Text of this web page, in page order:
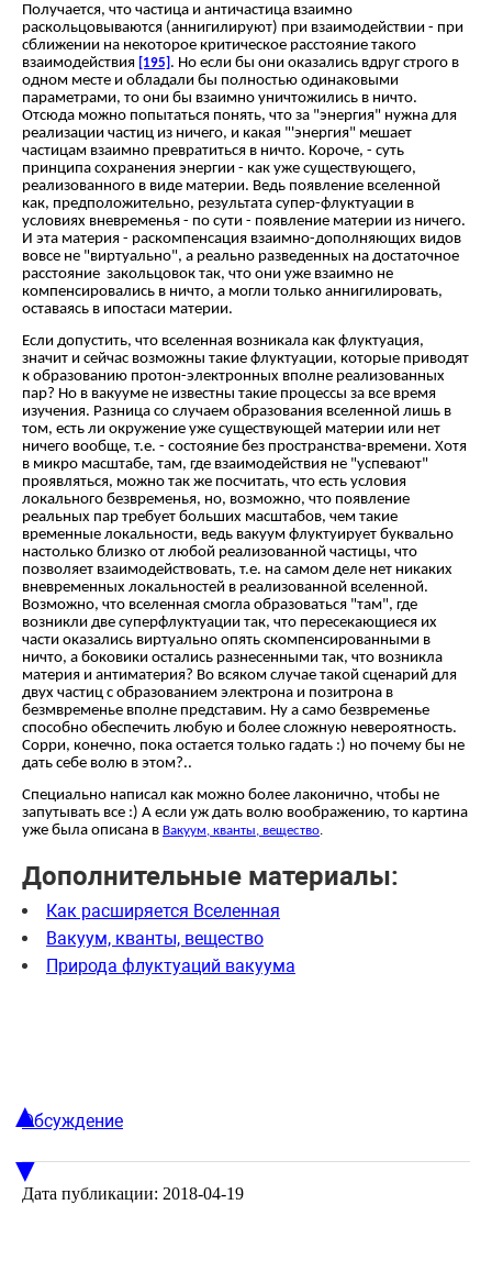
Получается, что частица и античастица взаимно
раскольцовываются (аннигилируют) при взаимодействии - при
сближении на некоторое критическое расстояние такого
взаимодействия [195] . Но если бы они оказались вдруг строго в
одном месте и обладали бы полностью одинаковыми
параметрами, то они бы взаимно уничтожились в ничто.
Отсюда можно попытаться понять, что за "энергия" нужна для
реализации частиц из ничего, и какая "'энергия" мешает
частицам взаимно превратиться в ничто. Короче, - суть
принципа сохранения энергии - как уже существующего,
реализованного в виде материи. Ведь появление вселенной
как, предположительно, результата супер-флуктуации в
условиях вневременья - по сути - появление материи из ничего.
И эта материя - раскомпенсация взаимно-дополняющих видов
вовсе не "виртуально", а реально разведенных на достаточное
расстояние закольцовок так, что они уже взаимно не
компенсировались в ничто, а могли только аннигилировать,
оставаясь в ипостаси материи.
Если допустить, что вселенная возникала как флуктуация,
значит и сейчас возможны такие флуктуации, которые приводят
к образованию протон-электронных вполне реализованных
пар? Но в вакууме не известны такие процессы за все время
изучения. Разница со случаем образования вселенной лишь в
том, есть ли окружение уже существующей материи или нет
ничего вообще, т.е. - состояние без пространства-времени. Хотя
в микро масштабе, там, где взаимодействия не "успевают"
проявляться, можно так же посчитать, что есть условия
локального безвременья, но, возможно, что появление
реальных пар требует больших масштабов, чем такие
временные локальности, ведь вакуум флуктуирует буквально
настолько близко от любой реализованной частицы, что
позволяет взаимодействовать, т.е. на самом деле нет никаких
вневременных локальностей в реализованной вселенной.
Возможно, что вселенная смогла образоваться "там", где
возникли две суперфлуктуации так, что пересекающиеся их
части оказались виртуально опять скомпенсированными в
ничто, а боковики остались разнесенными так, что возникла
материя и антиматерия? Во всяком случае такой сценарий для
двух частиц с образованием электрона и позитрона в
безмвременье вполне представим. Ну а само безвременье
способно обеспечить любую и более сложную невероятность.
Сорри, конечно, пока остается только гадать :) но почему бы не
дать себе волю в этом?..
Специально написал как можно более лаконично, чтобы не
запутывать все :) А если уж дать волю воображению, то картина
уже была описана в Вакуум, кванты, вещество.
Дополнительные материалы:
Как расширяется Вселенная
Вакуум, кванты, вещество
Природа флуктуаций вакуума
Обсуждение
Дата публикации: 2018-04-19
▲
▼